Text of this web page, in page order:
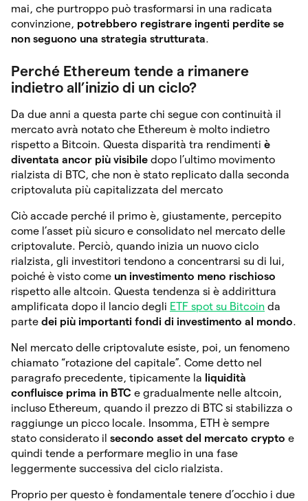
mai, che purtroppo può trasformarsi in una radicata
convinzione, potrebbero registrare ingenti perdite se
non seguono una strategia strutturata.
Perché Ethereum tende a rimanere
indietro all’inizio di un ciclo?
Da due anni a questa parte chi segue con continuità il
mercato avrà notato che Ethereum è molto indietro
rispetto a Bitcoin. Questa disparità tra rendimenti è
diventata ancor più visibile dopo l’ultimo movimento
rialzista di BTC, che non è stato replicato dalla seconda
criptovaluta più capitalizzata del mercato
Ciò accade perché il primo è, giustamente, percepito
come l’asset più sicuro e consolidato nel mercato delle
criptovalute. Perciò, quando inizia un nuovo ciclo
rialzista, gli investitori tendono a concentrarsi su di lui,
poiché è visto come un investimento meno rischioso
rispetto alle altcoin. Questa tendenza si è addirittura
amplificata dopo il lancio degli ETF spot su Bitcoin da
parte dei più importanti fondi di investimento al mondo.
Nel mercato delle criptovalute esiste, poi, un fenomeno
chiamato “rotazione del capitale”. Come detto nel
paragrafo precedente, tipicamente la liquidità
confluisce prima in BTC e gradualmente nelle altcoin,
incluso Ethereum, quando il prezzo di BTC si stabilizza o
raggiunge un picco locale. Insomma, ETH è sempre
stato considerato il secondo asset del mercato crypto e
quindi tende a performare meglio in una fase
leggermente successiva del ciclo rialzista.
Proprio per questo è fondamentale tenere d’occhio i due